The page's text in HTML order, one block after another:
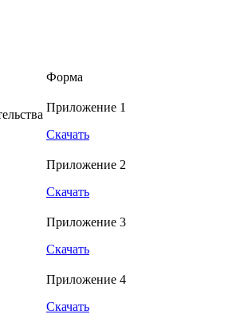
Форма
Приложение 1
Скачать
Приложение 2
Скачать
Приложение 3
Скачать
Приложение 4
Скачать